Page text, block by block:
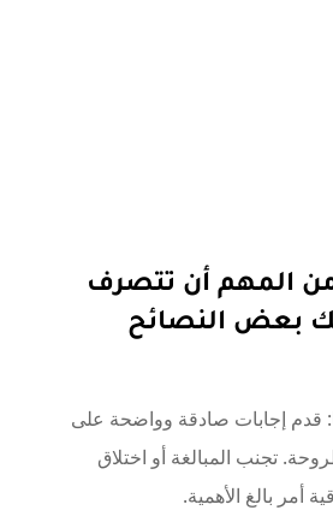
من المهم أن تتصرف
بعض النصائح
قدم إجابات صادقة وواضحة على
تجنب المبالغة أو اختلاق
أمر بالغ الأهمية.